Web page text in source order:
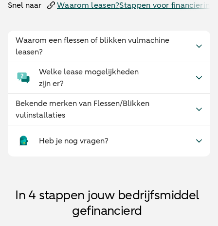
Snel naar Waarom leasen?Stappen voor financiering
Waarom een flessen of blikken vulmachine
leasen?
Welke lease mogelijkheden
zijn er?
Bekende merken van Flessen/Blikken
vulinstallaties
Heb je nog vragen?
In 4 stappen jouw bedrijfsmiddel
gefinancierd